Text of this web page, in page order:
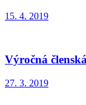
15. 4. 2019
Výročná
27. 3. 2019